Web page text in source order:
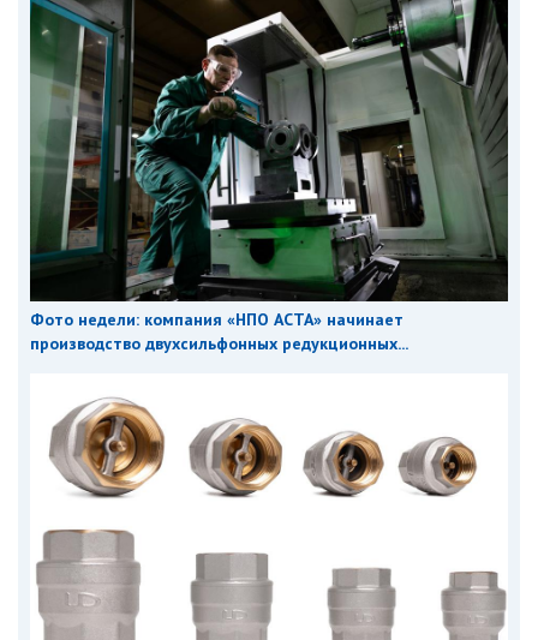
Фото недели: компания «НПО АСТА» начинает
производство двухсильфонных редукционных...